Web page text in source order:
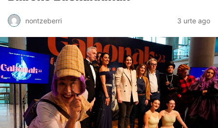
nontzeberri 3 urte ago